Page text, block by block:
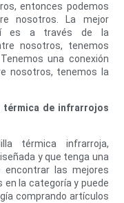
entonces podemos
nosotros. La mejor
es a través de la
nosotros, tenemos
una conexión
nosotros, tenemos la
térmica de infrarrojos
térmica infrarroja,
y que tenga una
encontrar las mejores
la categoría y puede
comprando artículos